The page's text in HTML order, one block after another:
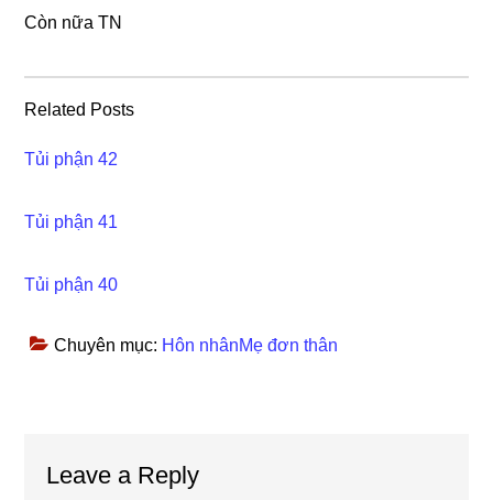
Còn nữa TN
Related Posts
Tủi phận 42
Tủi phận 41
Tủi phận 40
Chuyên mục: Hôn nhânMẹ đơn thân
Interactions
Leave a Reply